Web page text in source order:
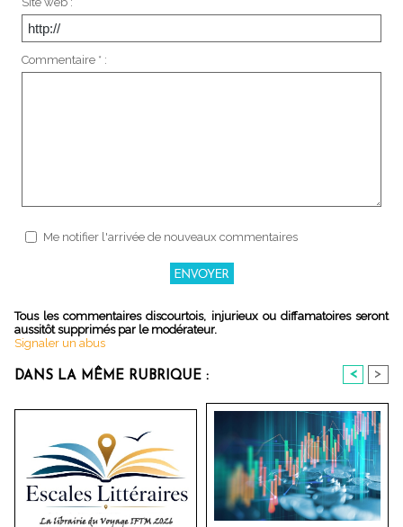
Commentaire * :
Me notifier l'arrivée de nouveaux commentaires
Tous les commentaires discourtois, injurieux ou diffamatoires seront
aussitôt supprimés par le modérateur.
Signaler un abus
DANS LA MÊME RUBRIQUE : < >